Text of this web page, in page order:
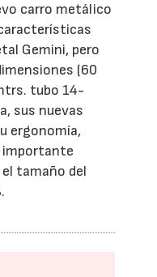
carro metálico
Gemini, pero
(60
tubo 14-
sus nuevas
ergonomía,
importante
tamaño del